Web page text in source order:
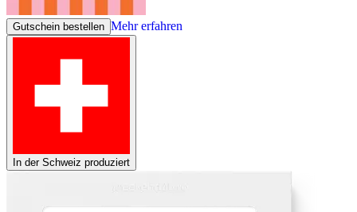
Gutschein bestellen Mehr erfahren
In der Schweiz produziert